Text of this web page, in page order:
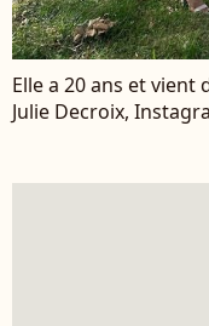
Elle a 20 ans et vient
Julie Decroix,